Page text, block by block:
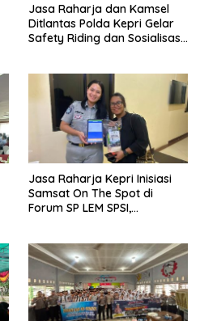
Jasa Raharja dan Kamsel
Ditlantas Polda Kepri Gelar
Safety Riding dan Sosialisasi
Indonesia
Jasa Raharja Kepri Inisiasi
Samsat On The Spot di
Forum SP LEM SPSI,
Cepat